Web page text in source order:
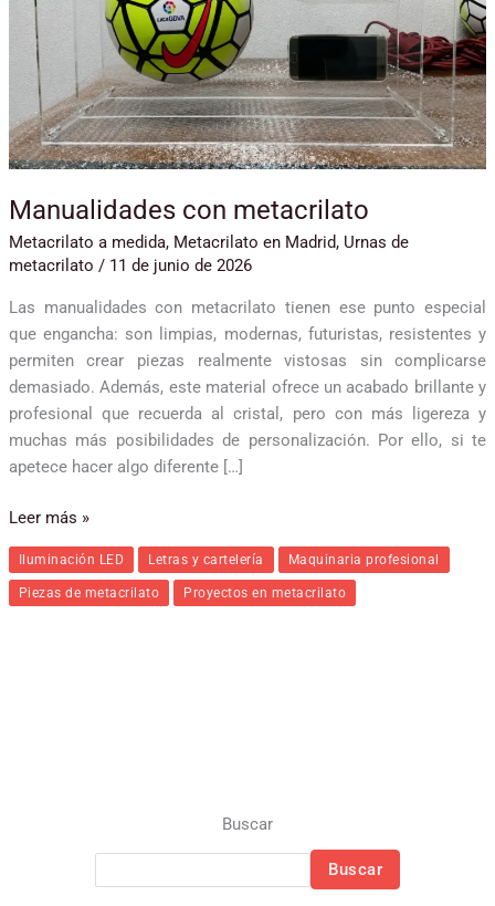
Manualidades con metacrilato
Metacrilato a medida, Metacrilato en Madrid, Urnas de
metacrilato / 11 de junio de 2026
Las manualidades con metacrilato tienen ese punto especial
que engancha: son limpias, modernas, futuristas, resistentes y
permiten crear piezas realmente vistosas sin complicarse
demasiado. Además, este material ofrece un acabado brillante y
profesional que recuerda al cristal, pero con más ligereza y
muchas más posibilidades de personalización. Por ello, si te
apetece hacer algo diferente […]
Leer más »
Iluminación LED Letras y cartelería Maquinaria profesional
Piezas de metacrilato Proyectos en metacrilato
Buscar
Buscar